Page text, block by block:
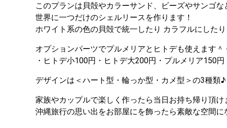
このプランは貝殻やカラーサンド、ビーズやサンゴな
世界に一つだけのシェルリースを作ります！
ホワイト系の色の貝殻で統一したり カラフルにした
オプションパーツでプルメリアとヒトデも使えます＾
・ヒトデ小100円・ヒトデ大200円・プルメリア150円
デザインは＜ハート型・輪っか型・カメ型＞の3種類♪
家族やカップルで楽しく作ったら当日お持ち帰り頂け
沖縄旅行の思い出をお部屋にを飾ったら素敵な空間に